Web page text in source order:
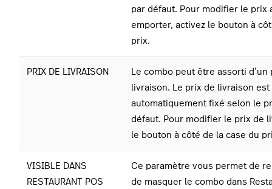
par défaut. Pour modifier le prix
emporter, activez le bouton à
prix.
PRIX DE LIVRAISON
Le combo peut être assorti d’un
livraison.
Le prix de livraison est
automatiquement fixé selon le
défaut. Pour modifier le prix de
le bouton à côté de la case du
VISIBLE DANS
RESTAURANT POS
Ce paramètre vous permet de
de masquer le combo dans